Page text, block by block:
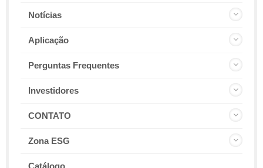
Notícias
Aplicação
Perguntas Frequentes
Investidores
CONTATO
Zona ESG